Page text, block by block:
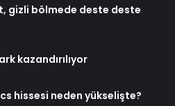
gizli bölmede deste deste
kazandırılıyor
hissesi neden yükselişte?